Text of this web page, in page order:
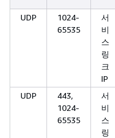
UDP
1024-
65535
서
비
스
링
크
IP
UDP
443,
1024-
65535
서
비
스
링